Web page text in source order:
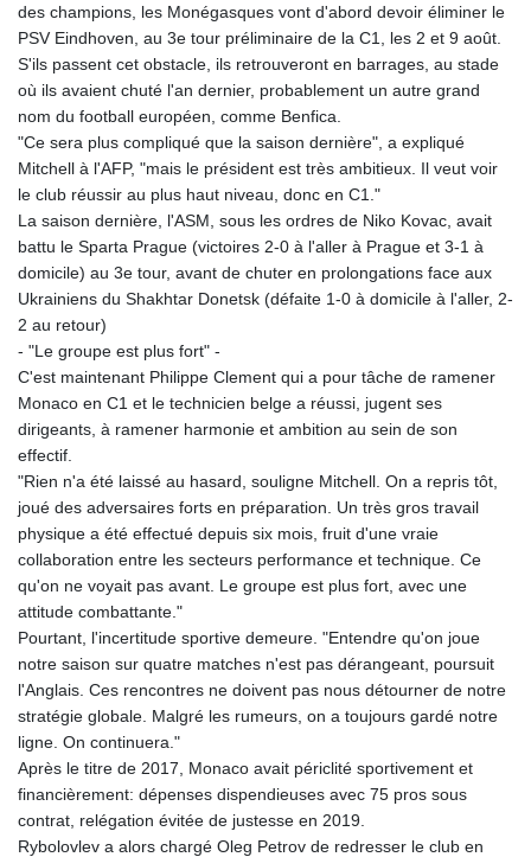
des champions, les Monégasques vont d'abord devoir éliminer le
PSV Eindhoven, au 3e tour préliminaire de la C1, les 2 et 9 août.
S'ils passent cet obstacle, ils retrouveront en barrages, au stade
où ils avaient chuté l'an dernier, probablement un autre grand
nom du football européen, comme Benfica.
"Ce sera plus compliqué que la saison dernière", a expliqué
Mitchell à l'AFP, "mais le président est très ambitieux. Il veut voir
le club réussir au plus haut niveau, donc en C1."
La saison dernière, l'ASM, sous les ordres de Niko Kovac, avait
battu le Sparta Prague (victoires 2-0 à l'aller à Prague et 3-1 à
domicile) au 3e tour, avant de chuter en prolongations face aux
Ukrainiens du Shakhtar Donetsk (défaite 1-0 à domicile à l'aller, 2-
2 au retour)
- "Le groupe est plus fort" -
C'est maintenant Philippe Clement qui a pour tâche de ramener
Monaco en C1 et le technicien belge a réussi, jugent ses
dirigeants, à ramener harmonie et ambition au sein de son
effectif.
"Rien n'a été laissé au hasard, souligne Mitchell. On a repris tôt,
joué des adversaires forts en préparation. Un très gros travail
physique a été effectué depuis six mois, fruit d'une vraie
collaboration entre les secteurs performance et technique. Ce
qu'on ne voyait pas avant. Le groupe est plus fort, avec une
attitude combattante."
Pourtant, l'incertitude sportive demeure. "Entendre qu'on joue
notre saison sur quatre matches n'est pas dérangeant, poursuit
l'Anglais. Ces rencontres ne doivent pas nous détourner de notre
stratégie globale. Malgré les rumeurs, on a toujours gardé notre
ligne. On continuera."
Après le titre de 2017, Monaco avait périclité sportivement et
financièrement: dépenses dispendieuses avec 75 pros sous
contrat, relégation évitée de justesse en 2019.
Rybolovlev a alors chargé Oleg Petrov de redresser le club en